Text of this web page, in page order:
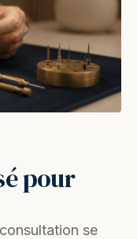
pour
se